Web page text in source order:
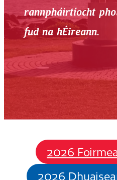
rannpháirtíocht
fud na hÉireann.
2026
2026